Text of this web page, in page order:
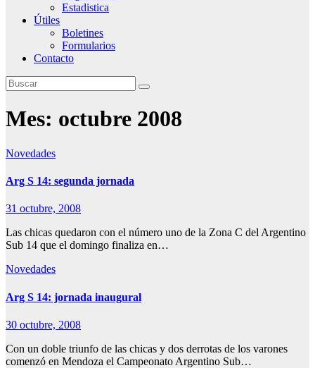
Estadistica
Útiles
Boletines
Formularios
Contacto
Mes: octubre 2008
Novedades
Arg S 14: segunda jornada
31 octubre, 2008
Las chicas quedaron con el número uno de la Zona C del Argentino
Sub 14 que el domingo finaliza en…
Novedades
Arg S 14: jornada inaugural
30 octubre, 2008
Con un doble triunfo de las chicas y dos derrotas de los varones
comenzó en Mendoza el Campeonato Argentino Sub…